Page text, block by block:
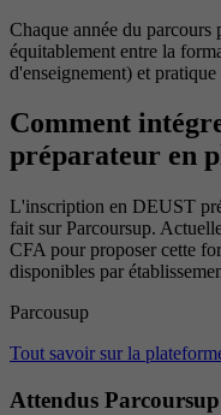
Chaque année du
équitablement entre la
d'enseignement) et
Comment
préparateur en
L'inscription en DEUST
fait sur Parcoursup.
CFA pour proposer cette
disponibles par
Parcousup
Tout savoir sur la
Attendus Parcoursup